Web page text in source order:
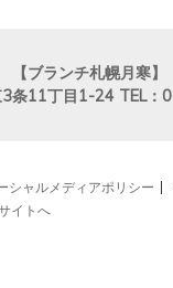
【ブランチ札幌月寒】
3条11丁目1-24 TEL：
シャルメディアポリシー
イトへ